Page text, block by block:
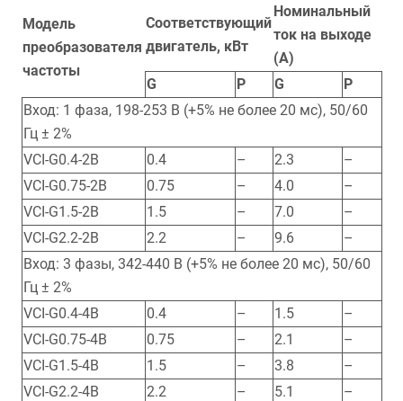
Модель
преобразователя
частоты
Соответствующий
двигатель, кВт
Номинальный
ток на выходе
(А)
G
P G
P
Вход: 1 фаза, 198-253 В (+5% не более 20 мс), 50/60
Гц ± 2%
VCI-G0.4-2B
0.4 – 2.3
–
VCI-G0.75-2B
0.75 – 4.0
–
VCI-G1.5-2B
1.5 – 7.0
–
VCI-G2.2-2B
2.2 – 9.6
–
Вход: 3 фазы, 342-440 В (+5% не более 20 мс), 50/60
Гц ± 2%
VCI-G0.4-4B
0.4 – 1.5
–
VCI-G0.75-4B
0.75 – 2.1
–
VCI-G1.5-4B
1.5 – 3.8
–
VCI-G2.2-4B
2.2 – 5.1
–